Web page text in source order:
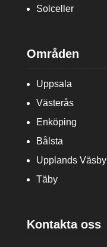
Solceller
Områden
Uppsala
Västerås
Enköping
Bålsta
Upplands Väsby
Täby
Kontakta oss